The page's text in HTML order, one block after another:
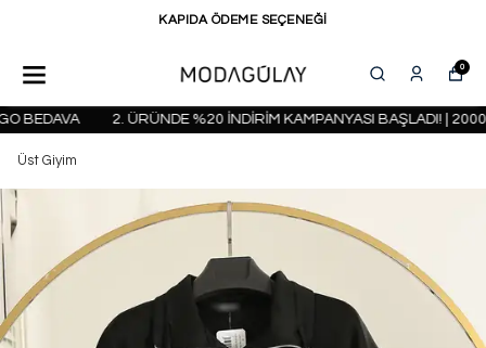
KAPIDA ÖDEME SEÇENEĞİ
0
2. ÜRÜNDE %20 İNDİRİM KAMPANYASI BAŞLADI! | 2000
Üst Giyim